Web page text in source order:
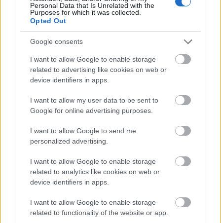
Personal Data that Is Unrelated with the
Purposes for which it was collected.
Opted Out
Google consents
I want to allow Google to enable storage
related to advertising like cookies on web or
device identifiers in apps.
I want to allow my user data to be sent to
Google for online advertising purposes.
I want to allow Google to send me
personalized advertising.
I want to allow Google to enable storage
related to analytics like cookies on web or
device identifiers in apps.
I want to allow Google to enable storage
related to functionality of the website or app.
HÍRLEVÉL
szabályzatot!
FELIRATKOZÁS